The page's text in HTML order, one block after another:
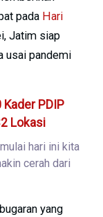
pada Hari
Jatim siap
usai pandemi
PDIP
Lokasi
hari ini kita
cerah dari
yang